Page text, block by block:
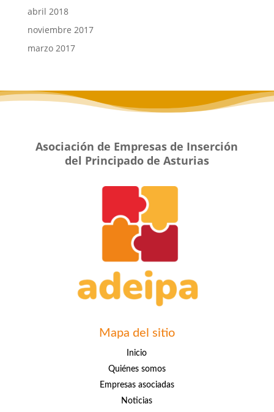
abril 2018
noviembre 2017
marzo 2017
Asociación de Empresas de Inserción
del Principado de Asturias
Mapa del sitio
Inicio
Quiénes somos
Empresas asociadas
Noticias